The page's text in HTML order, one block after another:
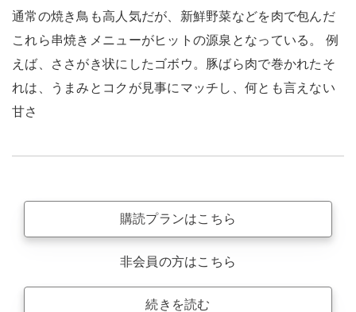
通常の焼き鳥も高人気だが、新鮮野菜などを肉で包んだ
これら串焼きメニューがヒットの源泉となっている。 例
えば、ささがき状にしたゴボウ。豚ばら肉で巻かれたそ
れは、うまみとコクが見事にマッチし、何とも言えない
甘さ
購読プランはこちら
非会員の方はこちら
続きを読む